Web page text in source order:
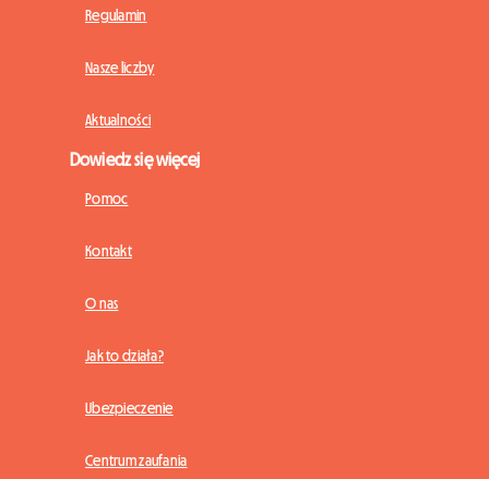
Regulamin
Nasze liczby
Aktualności
Dowiedz się więcej
Pomoc
Kontakt
O nas
Jak to działa?
Ubezpieczenie
Centrum zaufania